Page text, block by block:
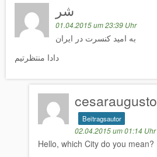
شر
01.04.2015 um 23:39 Uhr
به امید کنسرت در ایران
دادا منتظرتیم
cesaraugusto
Beitragsautor
02.04.2015 um 01:14 Uhr
Hello, which City do you mean?